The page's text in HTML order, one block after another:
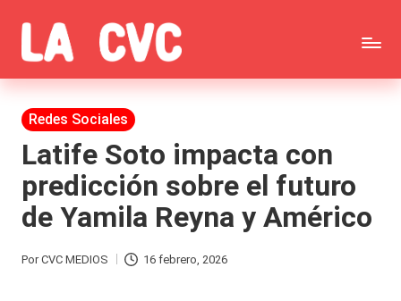
Saltar
al
contenido
C
o
p
u
c
h
a
Todas
las
noticias
de
la
Publicada
en
Redes Sociales
Latife Soto impacta con
predicción sobre el futuro
de Yamila Reyna y Américo
Publicado
PorCVC MEDIOS 16 febrero, 2026